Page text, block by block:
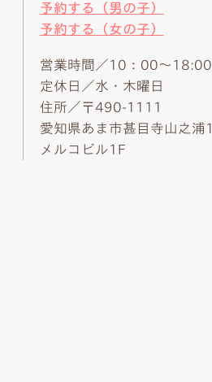
予約する（男の子）
予約する（女の子）
営業時間／10：00～18:00
定休日／水・木曜日
住所／〒490-1111
愛知県あま市甚目寺山之浦
メルコビル1F